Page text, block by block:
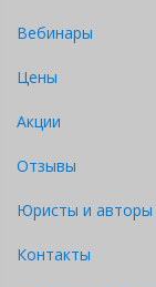
Вебинары
Цены
Акции
Отзывы
Юристы и авторы
Контакты